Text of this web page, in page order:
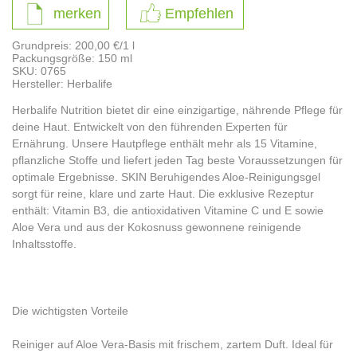
merken Empfehlen
Grundpreis: 200,00 €/1 l
Packungsgröße: 150 ml
SKU: 0765
Hersteller: Herbalife
Herbalife Nutrition bietet dir eine einzigartige, nährende Pflege für
deine Haut. Entwickelt von den führenden Experten für
Ernährung. Unsere Hautpflege enthält mehr als 15 Vitamine,
pflanzliche Stoffe und liefert jeden Tag beste Voraussetzungen für
optimale Ergebnisse. SKIN Beruhigendes Aloe-Reinigungsgel
sorgt für reine, klare und zarte Haut. Die exklusive Rezeptur
enthält: Vitamin B3, die antioxidativen Vitamine C und E sowie
Aloe Vera und aus der Kokosnuss gewonnene reinigende
Inhaltsstoffe.
Die wichtigsten Vorteile
Reiniger auf Aloe Vera-Basis mit frischem, zartem Duft. Ideal für